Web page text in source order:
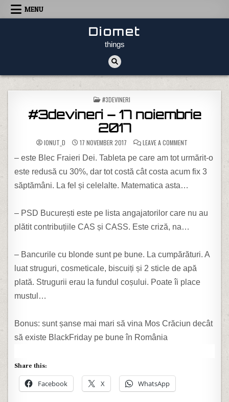
Skip to content
MENU
Diomet
things
POSTED IN
#3DEVINERI
#3devineri – 17 noiembrie
2017
IONUT_D 17 NOVEMBER 2017 LEAVE A COMMENT
– este Blec Fraieri Dei. Tableta pe care am tot urmărit-o
este redusă cu 30%, dar tot costă cât costa acum fix 3
săptămâni. La fel și celelalte. Matematica asta…
– PSD București este pe lista angajatorilor care nu au
plătit contribuțiile CAS și CASS. Este criză, na…
– ‎Bancurile cu blonde sunt pe bune. La cumpărături. A
luat struguri, cosmeticale, biscuiți și 2 sticle de apă
plată. Strugurii erau la fundul coșului. Poate îi place
mustul…
Bonus: sunt șanse mai mari să vina Mos Crăciun decât
să existe BlackFriday pe bune în România
Share this:
Facebook X WhatsApp